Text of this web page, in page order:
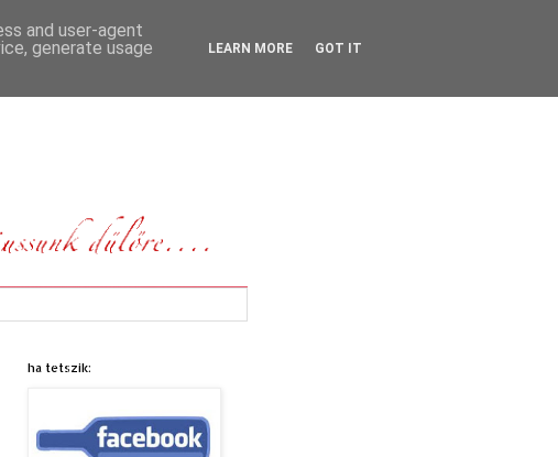
ha tetszik:
and user-agent
generate usage
LEARN MORE GOT IT